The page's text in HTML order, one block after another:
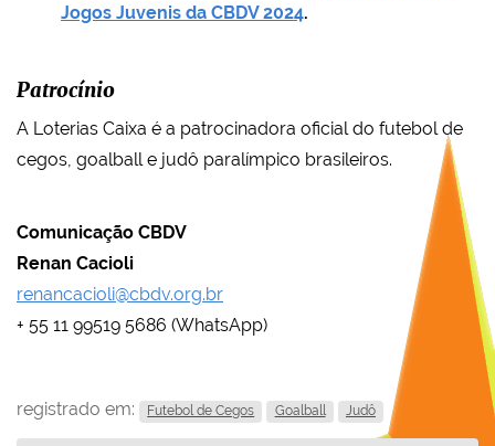
Jogos Juvenis da CBDV 2024.
Patrocínio
A Loterias Caixa é a patrocinadora oficial do futebol de
cegos, goalball e judô paralímpico brasileiros.
Comunicação CBDV
Renan Cacioli
renancacioli@cbdv.org.br
+ 55 11 99519 5686 (WhatsApp)
registrado em: Futebol de Cegos Goalball Judô